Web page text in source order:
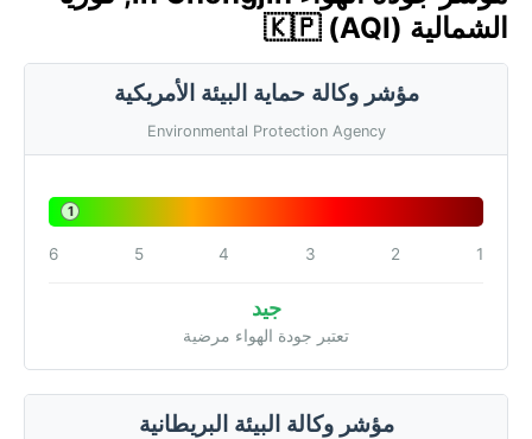
الشمالية 🇰🇵 (AQI)
مؤشر وكالة حماية البيئة الأمريكية
Environmental Protection Agency
1
1
2
3
4
5
6
جيد
تعتبر جودة الهواء مرضية
مؤشر وكالة البيئة البريطانية